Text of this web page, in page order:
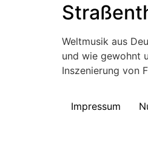
Weltmusik aus
und wie gewohnt
Inszenierung von
Impressum